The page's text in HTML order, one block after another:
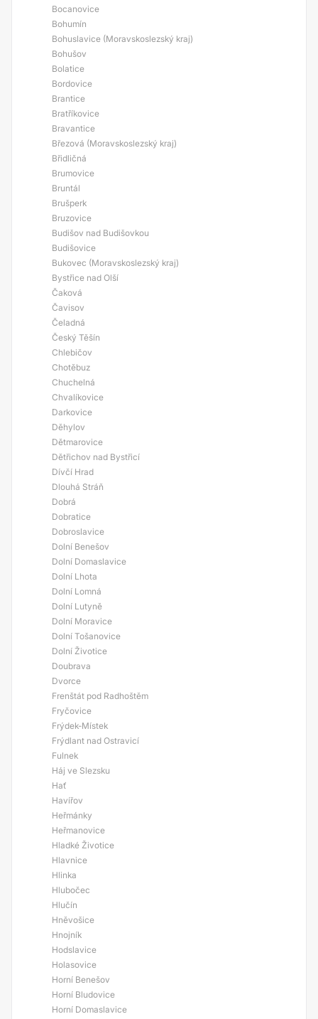
Bocanovice
Bohumín
Bohuslavice (Moravskoslezský kraj)
Bohušov
Bolatice
Bordovice
Brantice
Bratříkovice
Bravantice
Březová (Moravskoslezský kraj)
Břidličná
Brumovice
Bruntál
Brušperk
Bruzovice
Budišov nad Budišovkou
Budišovice
Bukovec (Moravskoslezský kraj)
Bystřice nad Olší
Čaková
Čavisov
Čeladná
Český Těšín
Chlebičov
Chotěbuz
Chuchelná
Chvalíkovice
Darkovice
Děhylov
Dětmarovice
Dětřichov nad Bystřicí
Dívčí Hrad
Dlouhá Stráň
Dobrá
Dobratice
Dobroslavice
Dolní Benešov
Dolní Domaslavice
Dolní Lhota
Dolní Lomná
Dolní Lutyně
Dolní Moravice
Dolní Tošanovice
Dolní Životice
Doubrava
Dvorce
Frenštát pod Radhoštěm
Fryčovice
Frýdek-Místek
Frýdlant nad Ostravicí
Fulnek
Háj ve Slezsku
Hať
Havířov
Heřmánky
Heřmanovice
Hladké Životice
Hlavnice
Hlinka
Hlubočec
Hlučín
Hněvošice
Hnojník
Hodslavice
Holasovice
Horní Benešov
Horní Bludovice
Horní Domaslavice